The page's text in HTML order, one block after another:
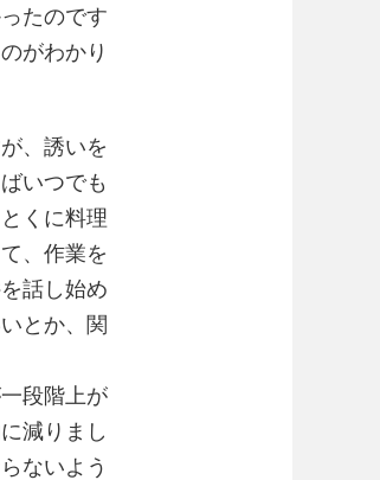
たのです
がわかり
、誘いを
いつでも
くに料理
、作業を
話し始め
とか、関
段階上が
減りまし
ないよう